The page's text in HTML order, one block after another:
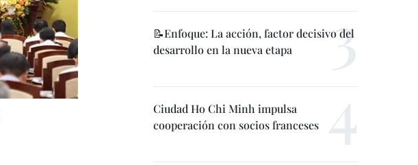
📝Enfoque: La acción, factor decisivo del
desarrollo en la nueva etapa
Ciudad Ho Chi Minh impulsa
cooperación con socios franceses